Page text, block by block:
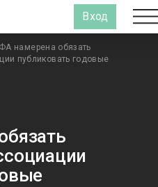
Вход
намерена обязать
публиковать годовые